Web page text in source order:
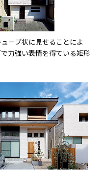
ーブ状に見せることによ
力強い表情を得ている矩形